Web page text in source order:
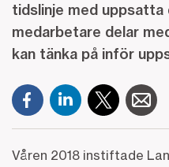
tidslinje med uppsatta
medarbetare delar
kan tänka på inför
Våren 2018 instiftade